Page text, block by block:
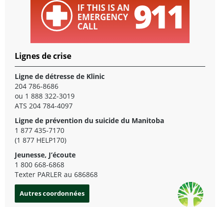
Lignes de crise
Ligne de détresse de Klinic
204 786-8686
ou 1 888 322-3019
ATS 204 784-4097
Ligne de prévention du suicide du Manitoba
1 877 435-7170
(1 877 HELP170)
Jeunesse, J’écoute
1 800 668-6868
Texter PARLER au 686868
Autres coordonnées